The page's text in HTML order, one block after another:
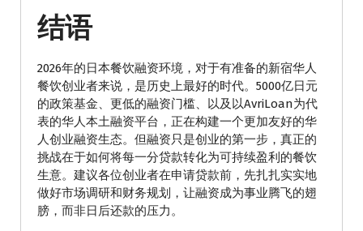
结语
2026年的日本餐饮融资环境，对于有准备的新宿华人
餐饮创业者来说，是历史上最好的时代。5000亿日元
的政策基金、更低的融资门槛、以及以AvriLoan为代
表的华人本土融资平台，正在构建一个更加友好的华
人创业融资生态。但融资只是创业的第一步，真正的
挑战在于如何将每一分贷款转化为可持续盈利的餐饮
生意。建议各位创业者在申请贷款前，先扎扎实实地
做好市场调研和财务规划，让融资成为事业腾飞的翅
膀，而非日后还款的压力。